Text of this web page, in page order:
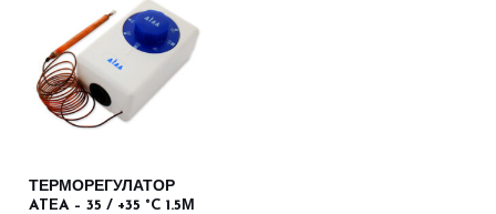
ТЕРМОРЕГУЛАТОР
ATEA – 35 / +35 °C 1.5М